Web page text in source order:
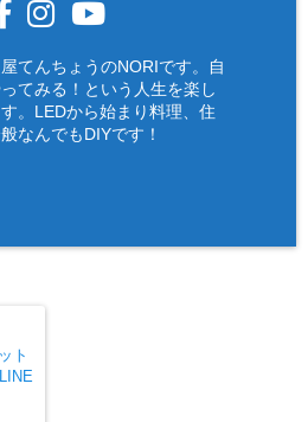
てんちょうのNORIです。自
てみる！という人生を楽し
。LEDから始まり料理、住
なんでもDIYです！
ト